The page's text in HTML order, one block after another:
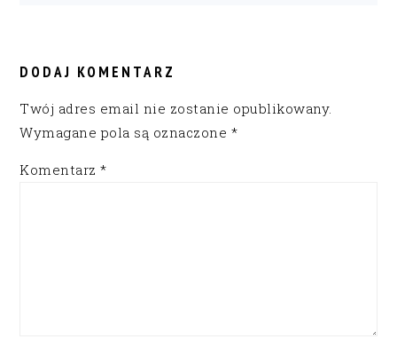
INTERACTIONS
DODAJ KOMENTARZ
Twój adres email nie zostanie opublikowany.
Wymagane pola są oznaczone *
Komentarz*